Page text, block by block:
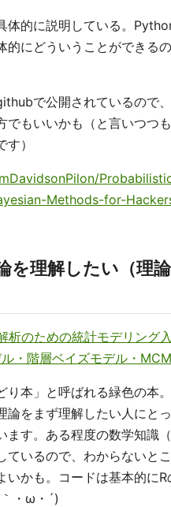
体的に説明している。
的にどういうことができる
で公開されているので
でもいいかも（と言いつつ
）
Methods-for-
を理解したい（理
析のための統計モデリン
・階層ベイズモデル・
り本」と呼ばれる緑色の本
論をまず理解したい人にと
ます。ある程度の数学知識
ているので、わからないと
いかも。コードは基本的にR
・ω・´)